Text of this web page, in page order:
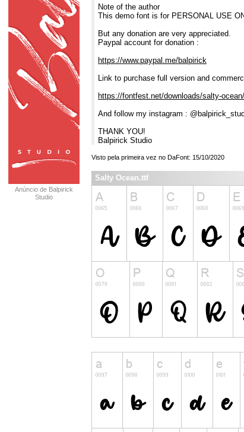
Anúncio de Balpirick
Studio
Note of the author
This demo font is for PERSONAL USE
But any donation are very appreciated.
Paypal account for donation :
https://www.paypal.me/balpirick
Link to purchase full version and
https://fontfest.net/downloads/salty-ocean/
And follow my instagram :
THANK YOU!
Balpirick Studio
Visto pela primeira vez no DaFont: 15/10/2020
Salty Ocean.ttf